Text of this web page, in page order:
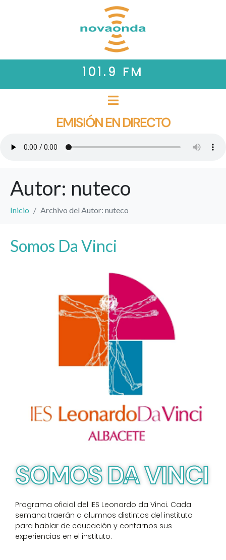
101.9 FM
EMISIÓN EN DIRECTO
Autor: nuteco
Inicio Archivo del Autor: nuteco
Somos Da Vinci
SOMOS DA VINCI
Programa oficial del IES Leonardo da Vinci. Cada
semana traerán a alumnos distintos del instituto
para hablar de educación y contarnos sus
experiencias en el instituto.